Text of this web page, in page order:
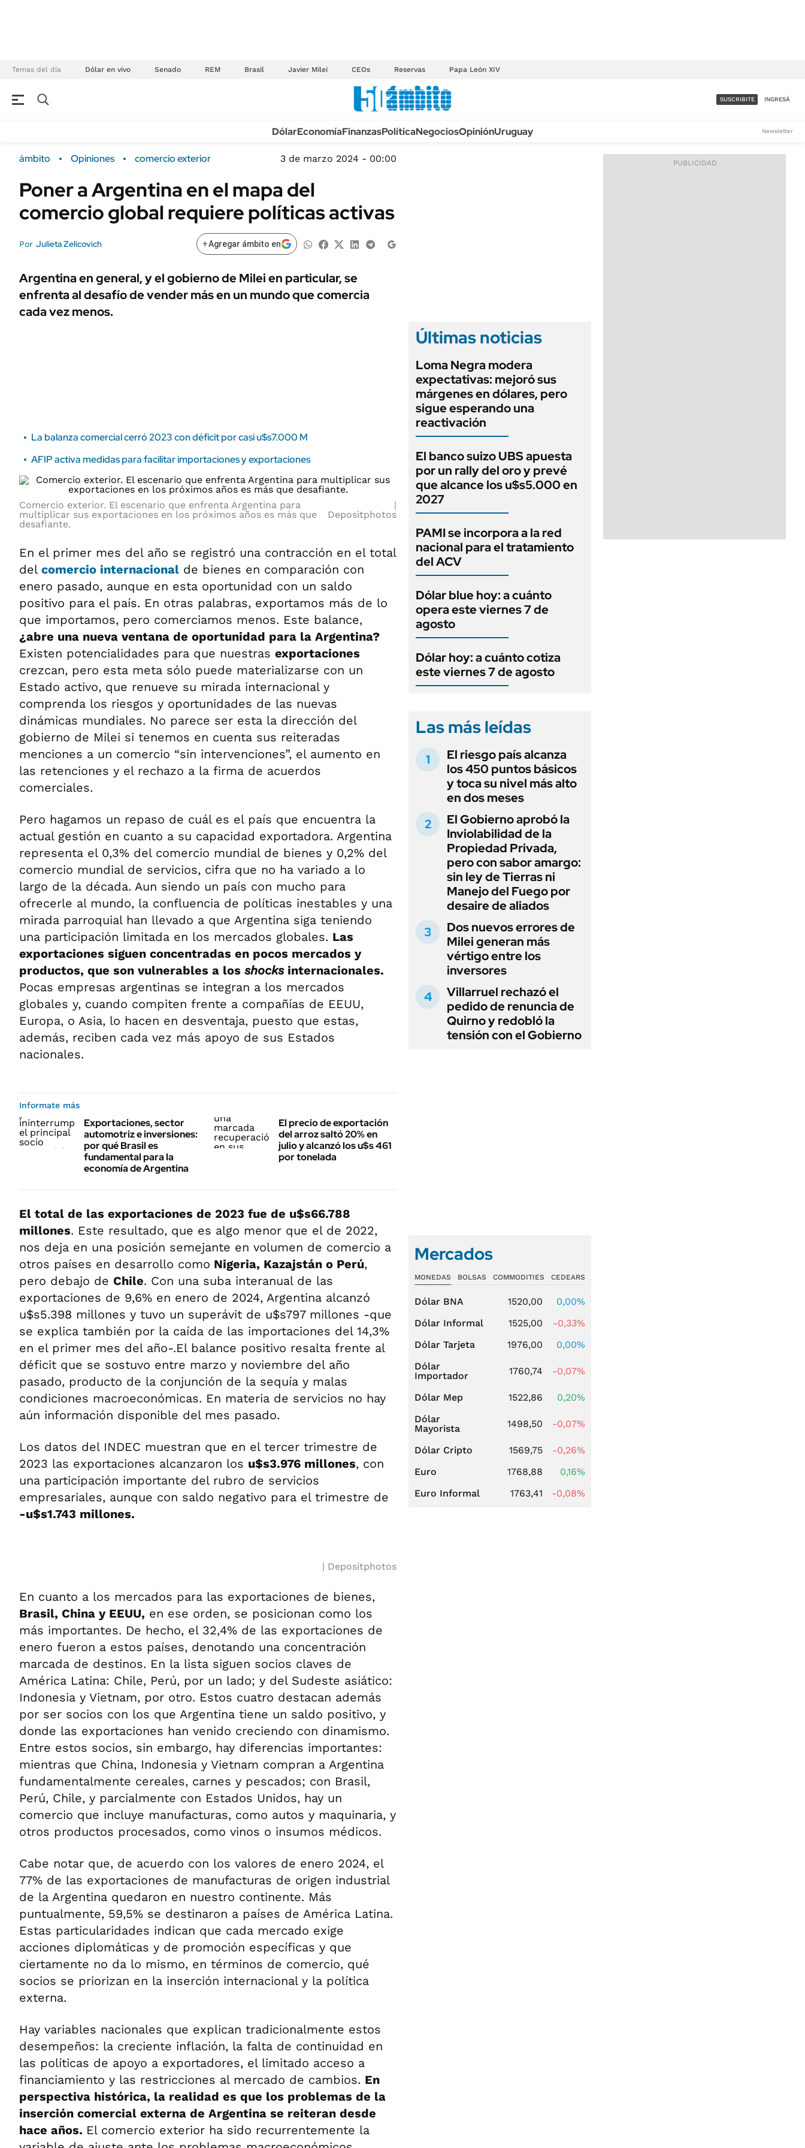
Temas del día Dólar en vivo Senado REM Brasil Javier Milei CEOs Reservas Papa León XIV
Campo
FINANZAS
ÁMBITO DEBATE
MEDIAKIT AMBITO DEBATE
Sustentabilidad
ENERGY REPORT
POLÍTICA
Municipios
TECNOLOGÍA
MÉXICO
MUNDO
INFORMACIÓN GENERAL
LIFESTYLE
AUTOS
ACCESO FULL - $1.800/MES
SUSCRIBITE INGRESÁ
DólarEconomíaFinanzasPolíticaNegociosOpiniónUruguay Newsletter
ámbito Opiniones comercio exterior 3 de marzo 2024 - 00:00
Poner a Argentina en el mapa del
comercio global requiere políticas activas
Por Julieta Zelicovich +Agregar ámbito en
Argentina en general, y el gobierno de Milei en particular, se
enfrenta al desafío de vender más en un mundo que comercia
cada vez menos.
La balanza comercial cerró 2023 con déficit por casi u$s7.000 M
AFIP activa medidas para facilitar importaciones y exportaciones
Comercio exterior. El escenario que enfrenta Argentina para
multiplicar sus exportaciones en los próximos años es más que
desafiante.
Depositphotos
En el primer mes del año se registró una contracción en el total
del comercio internacional de bienes en comparación con
enero pasado, aunque en esta oportunidad con un saldo
positivo para el país. En otras palabras, exportamos más de lo
que importamos, pero comerciamos menos. Este balance,
¿abre una nueva ventana de oportunidad para la Argentina?
Existen potencialidades para que nuestras exportaciones
crezcan, pero esta meta sólo puede materializarse con un
Estado activo, que renueve su mirada internacional y
comprenda los riesgos y oportunidades de las nuevas
dinámicas mundiales. No parece ser esta la dirección del
gobierno de Milei si tenemos en cuenta sus reiteradas
menciones a un comercio “sin intervenciones”, el aumento en
las retenciones y el rechazo a la firma de acuerdos
comerciales.
Pero hagamos un repaso de cuál es el país que encuentra la
actual gestión en cuanto a su capacidad exportadora. Argentina
representa el 0,3% del comercio mundial de bienes y 0,2% del
comercio mundial de servicios, cifra que no ha variado a lo
largo de la década. Aun siendo un país con mucho para
ofrecerle al mundo, la confluencia de políticas inestables y una
mirada parroquial han llevado a que Argentina siga teniendo
una participación limitada en los mercados globales. Las
exportaciones siguen concentradas en pocos mercados y
productos, que son vulnerables a los shocksinternacionales.
Pocas empresas argentinas se integran a los mercados
globales y, cuando compiten frente a compañías de EEUU,
Europa, o Asia, lo hacen en desventaja, puesto que estas,
además, reciben cada vez más apoyo de sus Estados
nacionales.
Informate más
Exportaciones, sector
automotriz e inversiones:
por qué Brasil es
fundamental para la
economía de Argentina
El precio de exportación
del arroz saltó 20% en
julio y alcanzó los u$s 461
por tonelada
El total de las exportaciones de 2023 fue de u$s66.788
millones. Este resultado, que es algo menor que el de 2022,
nos deja en una posición semejante en volumen de comercio a
otros países en desarrollo como Nigeria, Kazajstán o Perú,
pero debajo de Chile. Con una suba interanual de las
exportaciones de 9,6% en enero de 2024, Argentina alcanzó
u$s5.398 millones y tuvo un superávit de u$s797 millones -que
se explica también por la caída de las importaciones del 14,3%
en el primer mes del año-.El balance positivo resalta frente al
déficit que se sostuvo entre marzo y noviembre del año
pasado, producto de la conjunción de la sequía y malas
condiciones macroeconómicas. En materia de servicios no hay
aún información disponible del mes pasado.
Los datos del INDEC muestran que en el tercer trimestre de
2023 las exportaciones alcanzaron los u$s3.976 millones, con
una participación importante del rubro de servicios
empresariales, aunque con saldo negativo para el trimestre de
-u$s1.743 millones.
Depositphotos
En cuanto a los mercados para las exportaciones de bienes,
Brasil, China y EEUU, en ese orden, se posicionan como los
más importantes. De hecho, el 32,4% de las exportaciones de
enero fueron a estos países, denotando una concentración
marcada de destinos. En la lista siguen socios claves de
América Latina: Chile, Perú, por un lado; y del Sudeste asiático:
Indonesia y Vietnam, por otro. Estos cuatro destacan además
por ser socios con los que Argentina tiene un saldo positivo, y
donde las exportaciones han venido creciendo con dinamismo.
Entre estos socios, sin embargo, hay diferencias importantes:
mientras que China, Indonesia y Vietnam compran a Argentina
fundamentalmente cereales, carnes y pescados; con Brasil,
Perú, Chile, y parcialmente con Estados Unidos, hay un
comercio que incluye manufacturas, como autos y maquinaria, y
otros productos procesados, como vinos o insumos médicos.
Cabe notar que, de acuerdo con los valores de enero 2024, el
77% de las exportaciones de manufacturas de origen industrial
de la Argentina quedaron en nuestro continente. Más
puntualmente, 59,5% se destinaron a países de América Latina.
Estas particularidades indican que cada mercado exige
acciones diplomáticas y de promoción específicas y que
ciertamente no da lo mismo, en términos de comercio, qué
socios se priorizan en la inserción internacional y la política
externa.
Hay variables nacionales que explican tradicionalmente estos
desempeños: la creciente inflación, la falta de continuidad en
las políticas de apoyo a exportadores, el limitado acceso a
financiamiento y las restricciones al mercado de cambios. En
perspectiva histórica, la realidad es que los problemas de la
inserción comercial externa de Argentina se reiteran desde
hace años. El comercio exterior ha sido recurrentemente la
Últimas noticias
Loma Negra modera
expectativas: mejoró sus
márgenes en dólares, pero
sigue esperando una
reactivación
El banco suizo UBS apuesta
por un rally del oro y prevé
que alcance los u$s5.000 en
2027
PAMI se incorpora a la red
nacional para el tratamiento
del ACV
Dólar blue hoy: a cuánto
opera este viernes 7 de
agosto
Dólar hoy: a cuánto cotiza
este viernes 7 de agosto
Las más leídas
El riesgo país alcanza
los 450 puntos básicos
y toca su nivel más alto
en dos meses
El Gobierno aprobó la
Inviolabilidad de la
Propiedad Privada,
pero con sabor amargo:
sin ley de Tierras ni
Manejo del Fuego por
desaire de aliados
Dos nuevos errores de
Milei generan más
vértigo entre los
inversores
Villarruel rechazó el
pedido de renuncia de
Quirno y redobló la
tensión con el Gobierno
Mercados
MONEDAS BOLSAS COMMODITIES CEDEARS
Dólar BNA 1520,00
0,00%
Dólar Informal
1525,00
-0,33%
Dólar Tarjeta
1976,00
0,00%
Dólar
Importador
1760,74 -0,07%
Dólar Mep 1522,86
0,20%
Dólar
Mayorista
1498,50 -0,07%
Dólar Cripto 1569,75
-0,26%
Euro
1768,88
0,16%
Euro Informal
1763,41 -0,08%